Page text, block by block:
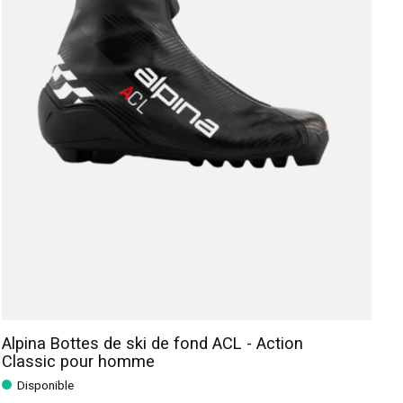
Alpina Bottes de ski de fond ACL - Action
Classic pour homme
Disponible